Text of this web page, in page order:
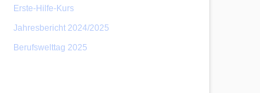
Erste-Hilfe-Kurs
Jahresbericht 2024/2025
Berufswelttag 2025